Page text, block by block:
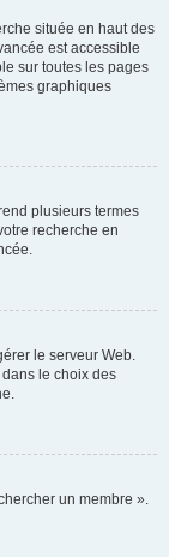
située en haut des
est accessible
sur toutes les pages
graphiques
plusieurs termes
recherche en
le serveur Web.
le choix des
un membre ».